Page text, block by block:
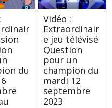
du
Vidéo :
Extraordinair
e jeu télévisé
Question
pour un
champion du
mardi 12
septembre
2023